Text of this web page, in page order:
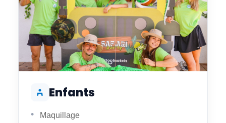
Enfants
Maquillage